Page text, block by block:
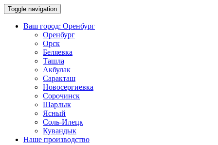
Toggle navigation
Ваш город: Оренбург
Оренбург
Орск
Беляевка
Ташла
Акбулак
Саракташ
Новосергиевка
Сорочинск
Шарлык
Ясный
Соль-Илецк
Кувандык
Наше производство